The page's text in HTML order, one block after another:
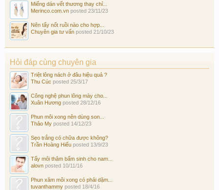
Miếng dán vết thương thay chỉ...
Merinco.com.vn posted 23/11/23
Nên tẩy nốt ruồi nào cho hợp...
Chuyên gia tư vấn posted 21/10/23
Hỏi đáp cùng chuyên gia
Triệt lông nách ở đâu hiệu quả ?
Thu Cúc posted 25/3/17
Công nghệ phun lông mày cho...
Xuân Hương posted 28/12/16
Phun môi xong nên dùng son...
Thảo My posted 14/12/23
Sẹo trắng có chữa được không?
Trần Hoàng Hiếu posted 13/9/23
Tẩy môi thâm bẩm sinh cho nam...
alovn posted 10/11/16
Phun xăm môi xong có phải dặm...
tuvanthammy posted 18/4/16